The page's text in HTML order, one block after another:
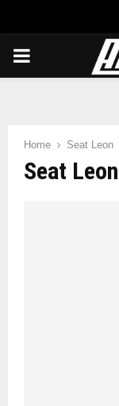
PRIMARY
Home Seat Leon
Seat Leon